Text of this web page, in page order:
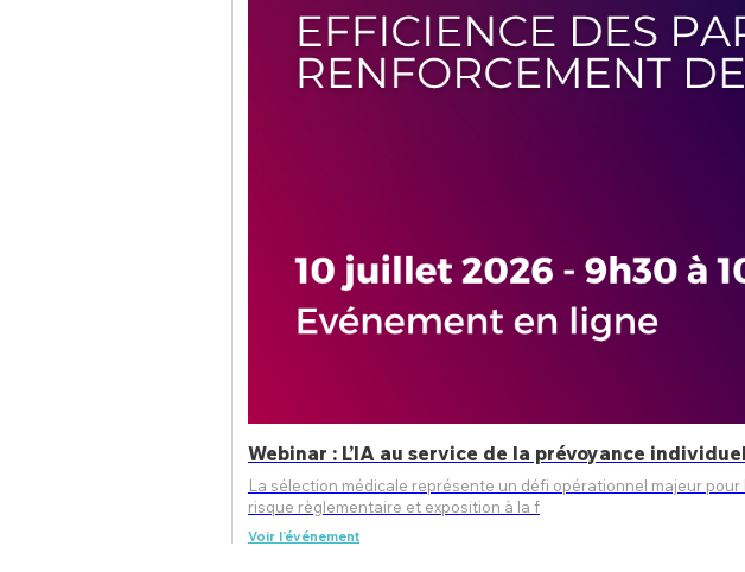
Webinar : L’IA au service de la prévoyance
La sélection médicale représente un défi opérationnel majeur
risque règlementaire et exposition à la f
Voir l’événement